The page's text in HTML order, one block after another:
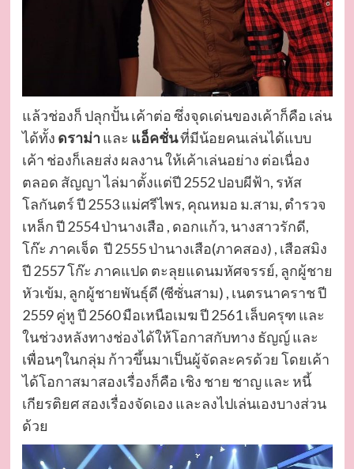
แล้วช่องก็ ปลุกปั้น เค้าต่อ ซึ่งจุดเด่นของเค้าก็คือ เล่น
ได้ทั้ง ดราม่าและ แอ็คชั่นที่มีน้อยคนเล่นได้แบบ
เค้า ช่องก็เลยส่ง ผลงาน ให้เค้าเล่นอย่าง ต่อเนื่อง
ตลอด สัญญา ไล่มาตั้งแต่ปี 2552 ปอบผีฟ้า, รหัส
โลกันตร์ ปี 2553 แม่ศรีไพร, คุณหมอ ม.สาม, ตำรวจ
เหล็ก ปี 2554 ป่านางเสือ , ดอกแก้ว, นางสาวรักดี,
โก๊ะ ภาคเจ็ด ปี 2555 ป่านางเสือ(ภาคสอง) , เสือสมิง
ปี 2557 โก๊ะ ภาคแปด ตะลุยแดนมหัศจรรย์, ลูกผู้ชาย
หัวเข้ม, ลูกผู้ชายพันธุ์ดี (ซีซั่นสาม) , เนตรนาคราช ปี
2559 คู่หู ปี 2560 มือเหนือเมฆ ปี 2561 เล็บครุฑ และ
ในช่วงหลังทางช่องได้ให้โอกาสกับทาง ธัญญ์ และ
เพื่อนๆในกลุ่ม ก้าวขึ้นมาเป็นผู้จัดละครด้วย โดยเค้า
ได้โอกาสมาสองเรื่องก็คือ เชิง ชาย ชาญ และ หนี้
เกียรติยศ สองเรื่องจัดเอง และลงไปเล่นเองบางส่วน
ด้วย